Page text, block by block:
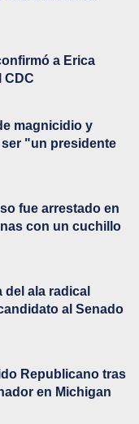
a Erica
CDC
magnicidio y
"un presidente
fue arrestado en
con un cuchillo
ala radical
al Senado
Republicano tras
en Michigan